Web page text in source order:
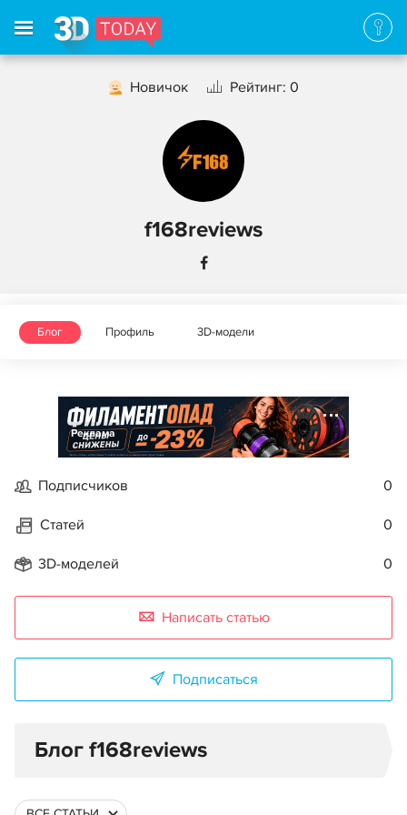
Новичок Рейтинг: 0
f168reviews
Блог Профиль 3D-модели
Реклама
Подписчиков 0
Статей 0
3D-моделей 0
Написать статью
Подписаться
Блог f168reviews